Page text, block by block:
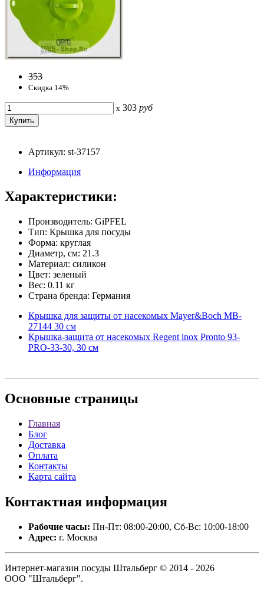
353
Скидка 14%
x 303 руб
Артикул: st-37157
Информация
Характеристики:
Производитель: GiPFEL
Тип: Крышка для посуды
Форма: круглая
Диаметр, см: 21.3
Материал: силикон
Цвет: зеленый
Вес: 0.11 кг
Страна бренда: Германия
Крышка для защиты от насекомых Mayer&Boch MB-
27144 30 см
Крышка-защита от насекомых Regent inox Pronto 93-
PRO-33-30, 30 см
Основные страницы
Главная
Блог
Доставка
Оплата
Контакты
Карта сайта
Контактная информация
Рабочие часы: Пн-Пт: 08:00-20:00, Сб-Вс: 10:00-18:00
Адрес: г. Москва
Интернет-магазин посуды Штальберг © 2014 - 2026
ООО "Штальберг".